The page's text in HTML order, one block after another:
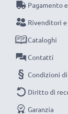
rapporto
AC Adapter /
Marca: subtel
Collegamento
Tensione di
Amperaggio /
Pagamento
Rivenditori
Cataloghi
Contatti
Condizioni
Diritto di
Garanzia